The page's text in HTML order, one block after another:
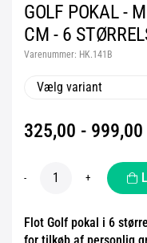
GOLF POKAL -
CM - 6
Varenummer: HK.141B
Vælg variant
325,00 -
- +
Flot Golf pokal i 6